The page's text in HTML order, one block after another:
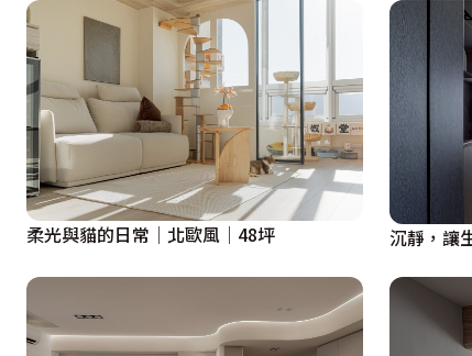
柔光與貓的日常│北歐風│48坪 沉靜，讓